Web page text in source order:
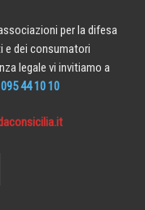
per la difesa
e dei consumatori
legale vi invitiamo a
095 44 10 10